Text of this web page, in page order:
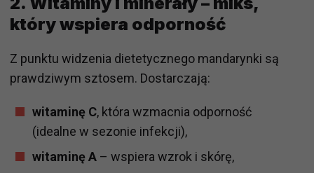
który wspiera odporność
Z punktu widzenia dietetycznego mandarynki są
prawdziwym sztosem. Dostarczają:
witaminę C, która wzmacnia odporność
(idealne w sezonie infekcji),
witaminę A – wspiera wzrok i skórę,